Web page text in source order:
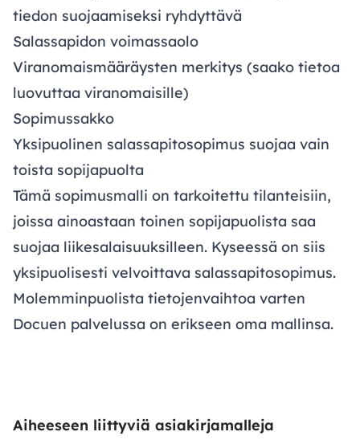
tiedon suojaamiseksi ryhdyttävä
Salassapidon voimassaolo
Viranomaismääräysten merkitys (saako tietoa
luovuttaa viranomaisille)
Sopimussakko
Yksipuolinen salassapitosopimus suojaa vain
toista sopijapuolta
Tämä sopimusmalli on tarkoitettu tilanteisiin,
joissa ainoastaan toinen sopijapuolista saa
suojaa liikesalaisuuksilleen. Kyseessä on siis
yksipuolisesti velvoittava salassapitosopimus.
Molemminpuolista tietojenvaihtoa varten
Docuen palvelussa on erikseen oma mallinsa.
Aiheeseen liittyviä asiakirjamalleja